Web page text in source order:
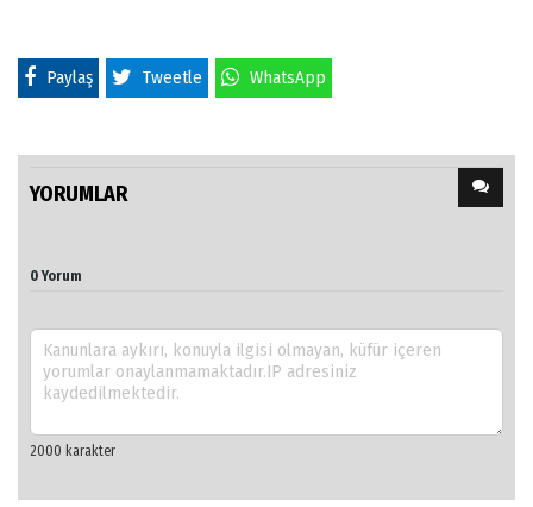
Paylaş Tweetle WhatsApp
YORUMLAR
0 Yorum